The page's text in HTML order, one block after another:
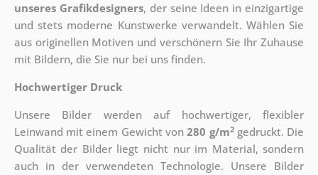
unseres Grafikdesigners, der seine Ideen in einzigartige
und stets moderne Kunstwerke verwandelt. Wählen Sie
aus originellen Motiven und verschönern Sie Ihr Zuhause
mit Bildern, die Sie nur bei uns finden.
Hochwertiger Druck
Unsere Bilder werden auf hochwertiger, flexibler
Leinwand mit einem Gewicht von280 g/m2gedruckt. Die
Qualität der Bilder liegt nicht nur im Material, sondern
auch in der verwendeten Technologie. Unsere Bilder